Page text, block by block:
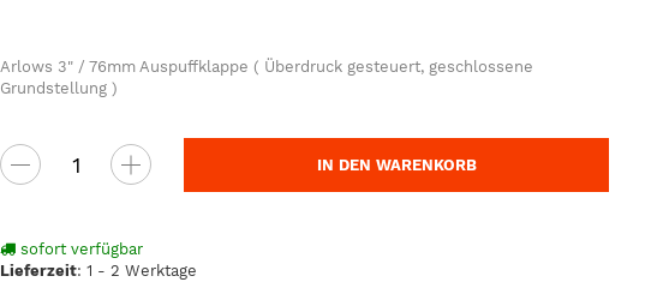
Arlows 3" / 76mm Auspuffklappe ( Überdruck gesteuert, geschlossene
Grundstellung )
IN DEN WARENKORB
sofort verfügbar
Lieferzeit:1 - 2 Werktage